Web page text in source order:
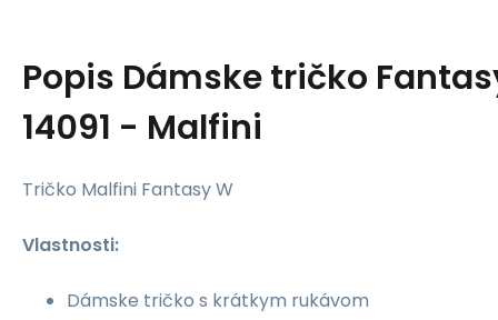
Popis Dámske tričko
14091 - Malfini
Tričko Malfini Fantasy W
Vlastnosti:
Dámske tričko s krátkym rukávom